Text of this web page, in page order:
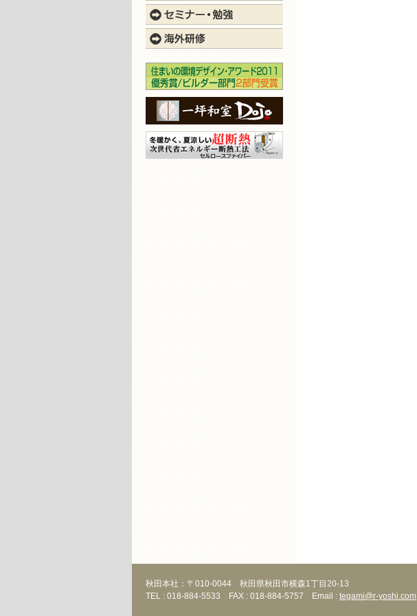
秋田本社：〒010-0044 秋田県秋田市横森1丁目20-13
TEL : 018-884-5533 FAX : 018-884-5757 Email : tegami@r-yoshi.com